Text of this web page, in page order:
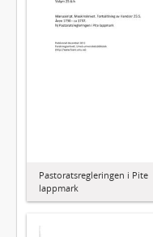
Pastoratsregleringen i Pite
lappmark